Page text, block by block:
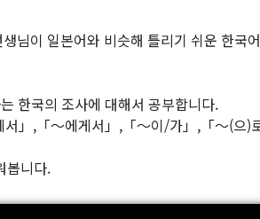
님이 일본어와 비슷해 틀리기 쉬운 한국
한국의 조사에 대해서 공부합니다.
서」,「～에게서」,「～이/가」,「～(으)
봅니다.